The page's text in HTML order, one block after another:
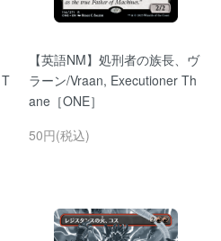
【英語NM】処刑者の族長、ヴ
ラーン/Vraan, Executioner Th
ane［ONE］
50円(税込)